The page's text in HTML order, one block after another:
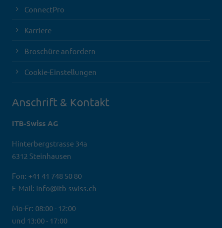
ConnectPro
Karriere
Broschüre anfordern
Cookie-Einstellungen
Anschrift & Kontakt
ITB-Swiss AG
Hinterbergstrasse 34a
6312 Steinhausen
Fon: +41 41 748 50 80
E-Mail: info@itb-swiss.ch
Mo-Fr: 08:00 - 12:00
und 13:00 - 17:00